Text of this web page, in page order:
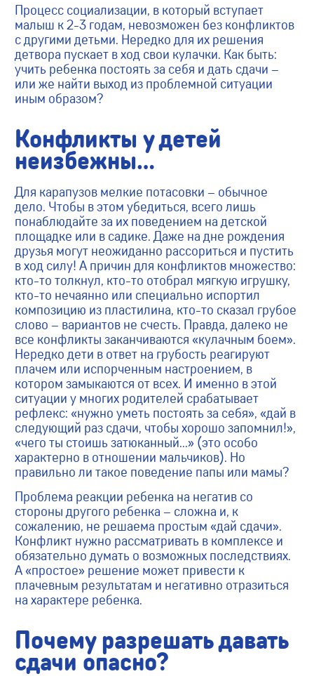
Процесс социализации, в который вступает
малыш к 2-3 годам, невозможен без конфликтов
с другими детьми. Нередко для их решения
детвора пускает в ход свои кулачки. Как быть:
учить ребенка постоять за себя и дать сдачи –
или же найти выход из проблемной ситуации
иным образом?
Конфликты у детей
неизбежны…
Для карапузов мелкие потасовки – обычное
дело. Чтобы в этом убедиться, всего лишь
понаблюдайте за их поведением на детской
площадке или в садике. Даже на дне рождения
друзья могут неожиданно рассориться и пустить
в ход силу! А причин для конфликтов множество:
кто-то толкнул, кто-то отобрал мягкую игрушку,
кто-то нечаянно или специально испортил
композицию из пластилина, кто-то сказал грубое
слово – вариантов не счесть. Правда, далеко не
все конфликты заканчиваются «кулачным боем».
Нередко дети в ответ на грубость реагируют
плачем или испорченным настроением, в
котором замыкаются от всех. И именно в этой
ситуации у многих родителей срабатывает
рефлекс: «нужно уметь постоять за себя», «дай в
следующий раз сдачи, чтобы хорошо запомнил!»,
«чего ты стоишь затюканный…» (это особо
характерно в отношении мальчиков). Но
правильно ли такое поведение папы или мамы?
Проблема реакции ребенка на негатив со
стороны другого ребенка – сложна и, к
сожалению, не решаема простым «дай сдачи».
Конфликт нужно рассматривать в комплексе и
обязательно думать о возможных последствиях.
А «простое» решение может привести к
плачевным результатам и негативно отразиться
на характере ребенка.
Почему разрешать давать
сдачи опасно?